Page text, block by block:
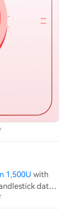
1,500U with
data
amid